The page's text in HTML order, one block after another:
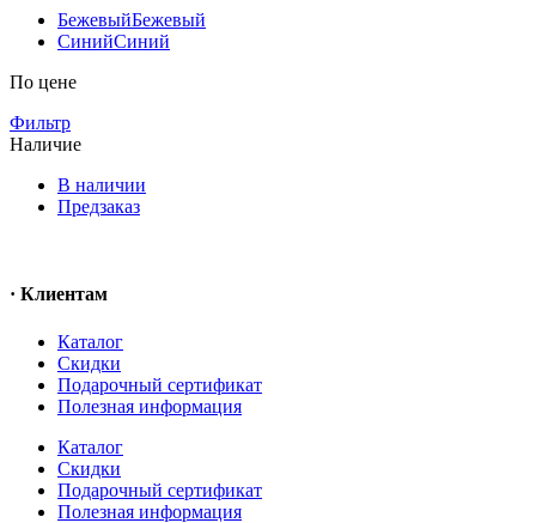
БежевыйБежевый
СинийСиний
По цене
Фильтр
Наличие
В наличии
Предзаказ
· Клиентам
Каталог
Скидки
Подарочный сертификат
Полезная информация
Каталог
Скидки
Подарочный сертификат
Полезная информация